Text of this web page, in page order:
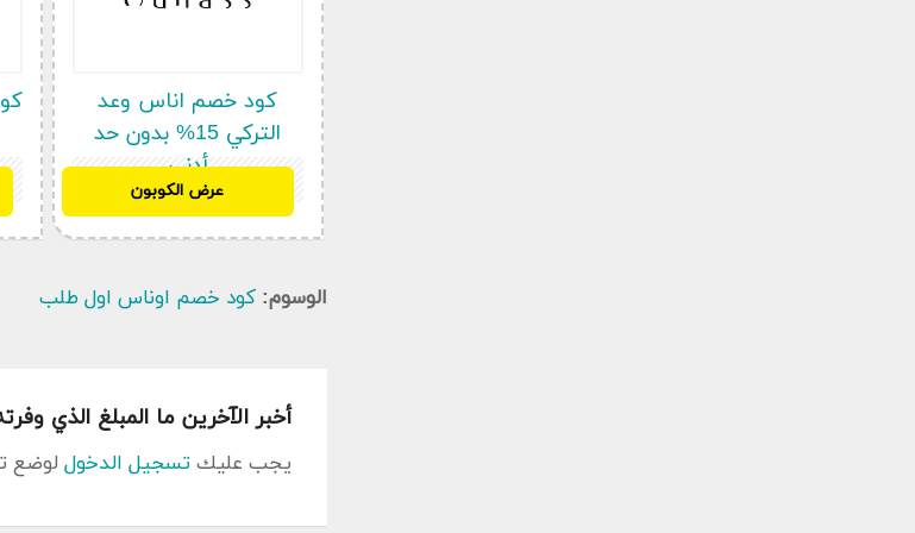
دائم حتى نوفر لكم خصم قوي و
تفضل بزيارة موقع كوبون سعودي وابحث
اختر الكوبون الملائم واضغط على ”
اختر البضائع الرائعة المفضلة لديك
كود خصم اناس وعد
التركي 15% بدون حد
أدنى
عرض الكوبون
الوسوم: كود خصم اوناس اول طلب
أخبر الآخرين ما المبلغ الذي
يجب عليك تسجيل الدخوللوضع